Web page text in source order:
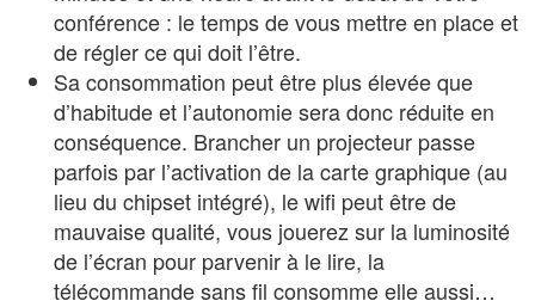
conférence : le temps de vous mettre en place et
de régler ce qui doit l’être.
Sa consommation peut être plus élevée que
d’habitude et l’autonomie sera donc réduite en
conséquence. Brancher un projecteur passe
parfois par l’activation de la carte graphique (au
lieu du chipset intégré), le wifi peut être de
mauvaise qualité, vous jouerez sur la luminosité
de l’écran pour parvenir à le lire, la
télécommande sans fil consomme elle aussi…